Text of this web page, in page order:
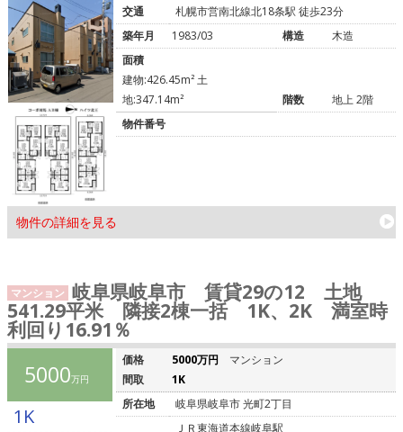
物件の詳細を見る
交通
札幌市営南北線北18条駅 徒歩23分
築年月
1983/03 構造
木造
面積
建物:426.45m² 土
地:347.14m²
階数
地上 2階
物件番号
マンション 岐阜県岐阜市 賃貸29の12 土地
541.29平米 隣接2棟一括 1K、2K 満室時
利回り16.91％
5000万円
1K
価格 5000万円
マンション
間取
1K
所在地
岐阜県岐阜市 光町2丁目
ＪＲ東海道本線岐阜駅